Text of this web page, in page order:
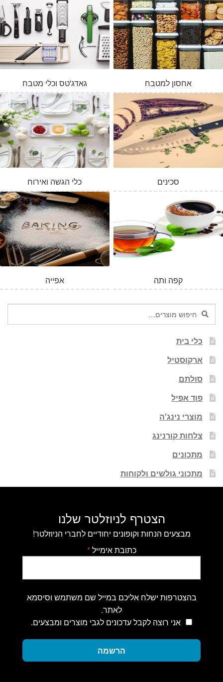
גאדג'טס וכלי מטבח אחסון למטבח
כלי הגשה ואירוח סכינים
אפייה קפה ותה
חיפוש
עבור:
חיפוש
כלי בית
ארקוסטיל
סולתם
פוד אפיל
מוצרי נינג'ה
צלחות קורנינג
מתכונים
מתכוני גולשים ולקוחות
הצטרף לניוזלטר שלנו
מבצעים הנחות וקופונים יחודיים לחברי הניוזלטר!
כתובת אימייל*
בהצטרפות ישלח אליכם במייל שם משתמש וסיסמא
לאתר.
אני רוצה לקבל עדכונים לגבי מוצרים ומבצעים.
הרשמה